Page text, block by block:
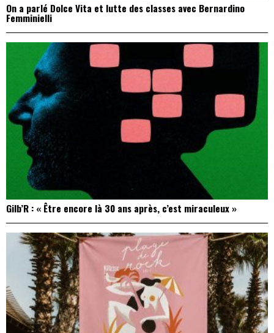
On a parlé Dolce Vita et lutte des classes avec Bernardino
Femminielli
Gilb’R : « Être encore là 30 ans après, c’est miraculeux »